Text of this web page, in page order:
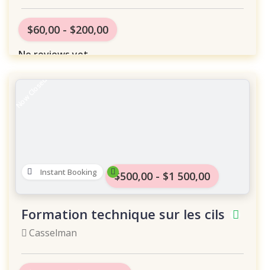
$60,00 - $200,00
No reviews yet
Instant Booking $500,00 - $1 500,00
Formation technique sur les cils
Casselman